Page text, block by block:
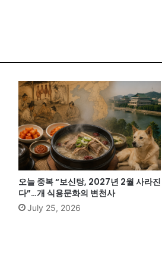
오늘 중복 “보신탕, 2027년 2월 사라진
다”…개 식용문화의 변천사
July 25, 2026